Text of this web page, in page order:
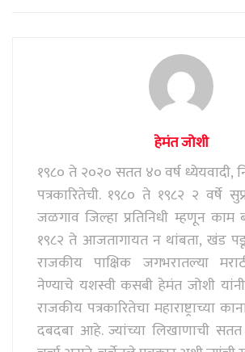
हेमंत जोशी
१९८० ते २०२० सतत ४० वर्ष ध्येयवादी,
पत्रकारितेची. १९८० ते १९८२ २ वर्षे
जळगाव जिल्हा प्रतिनिधी म्हणून काम
१९८२ ते आजतागायत न थांबता, खंड
राजकीय पाक्षिक जगभरातल्या
नेण्याचे यशस्वी कसबी हेमंत जोशी
राजकीय पत्रकारितेचा महाराष्ट्राच्या
दबदबा आहे. ज्यांच्या लिखाणाची